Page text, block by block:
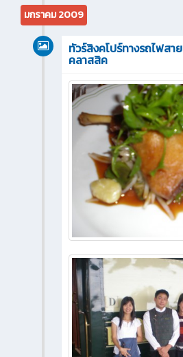
มกราคม 2009
ทัวร์สิงคโปร์ทางรถไฟสาย
คลาสสิค